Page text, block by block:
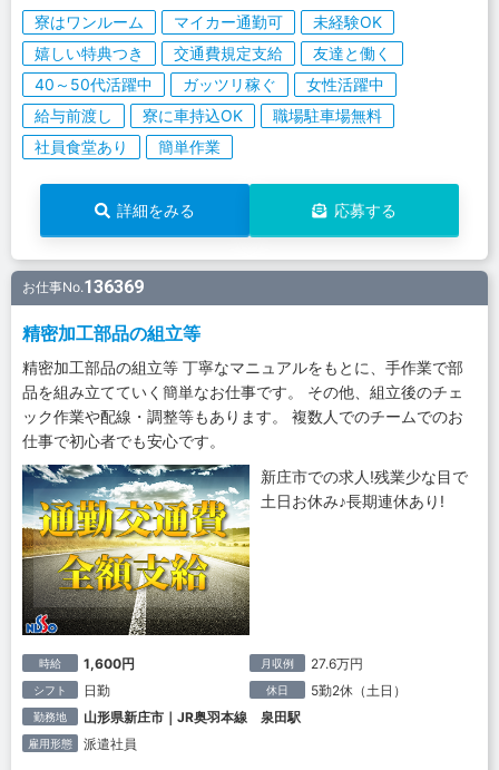
寮はワンルーム マイカー通勤可
未経験OK
嬉しい特典つき
交通費規定支給
友達と働く
40～50代活躍中
ガッツリ稼ぐ
女性活躍中
給与前渡し
寮に車持込OK
職場駐車場無料
社員食堂あり
簡単作業
詳細をみる 応募する
お仕事No.136369
精密加工部品の組立等
精密加工部品の組立等 丁寧なマニュアルをもとに、手作業で部
品を組み立てていく簡単なお仕事です。 その他、組立後のチェ
ック作業や配線・調整等もあります。 複数人でのチームでのお
仕事で初心者でも安心です。
新庄市での求人!残業少な目で
土日お休み♪長期連休あり!
時給 1,600円 月収例 27.6万円
シフト 日勤 休日 5勤2休（土日）
勤務地 山形県新庄市｜JR奥羽本線 泉田駅
雇用形態 派遣社員